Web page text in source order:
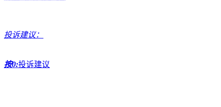
投诉建议：
按0:投诉建议